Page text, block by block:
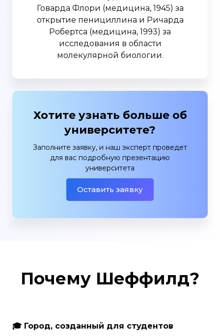
Говарда Флори (медицина, 1945) за
открытие пенициллина и Ричарда
Робертса (медицина, 1993) за
исследования в области
молекулярной биологии.
Хотите узнать больше об
университете?
Заполните заявку, и наш эксперт проведет
для вас подробную презентацию
университета
Оставить заявку
Почему Шеффилд?
🎓 Город, созданный для студентов